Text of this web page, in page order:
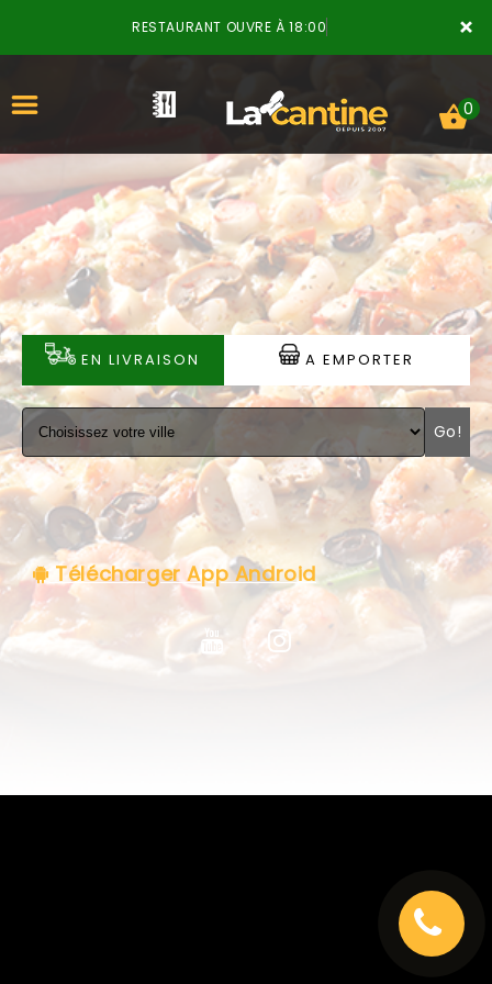
×
RESTAURANT OUVRE À 18:00
ACCUEIL
LA CARTE
VOTRE COMPTE
NOTRE RESTAURANT
VOS AVIS
MENTIONS LÉGALES
C.G.V
0
EN LIVRAISON A EMPORTER
Go!
Télécharger App Android